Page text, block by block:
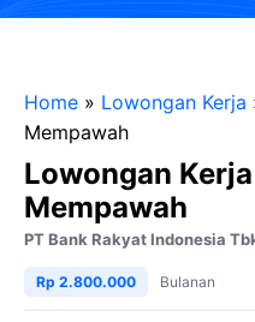
Home » Lowongan Kerja
Mempawah
Lowongan
Mempawah
PT Bank Rakyat Indonesia
Rp 2.800.000 Bulanan